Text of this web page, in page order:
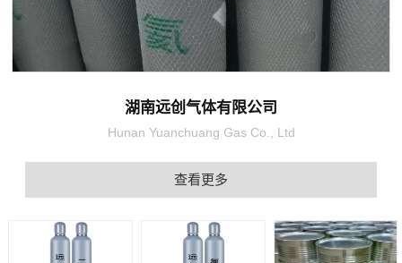
湖南远创气体有限公司
Hunan Yuanchuang Gas Co., Ltd
查看更多